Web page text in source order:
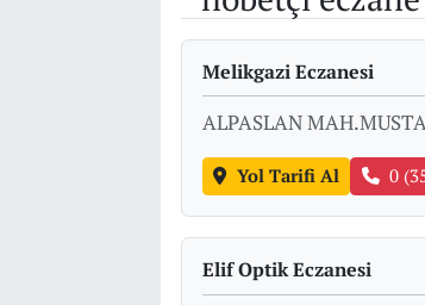
Melikgazi Eczanesi
ALPASLAN
Yol Tarifi Al 0
Elif Optik Eczanesi